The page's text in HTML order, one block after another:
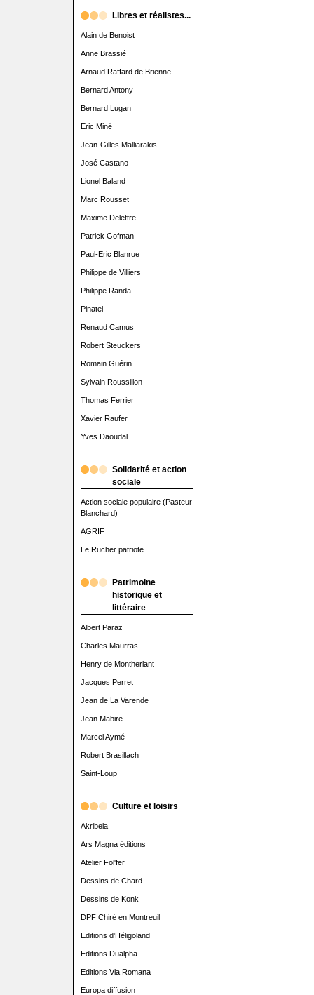
Libres et réalistes...
Alain de Benoist
Anne Brassié
Arnaud Raffard de Brienne
Bernard Antony
Bernard Lugan
Eric Miné
Jean-Gilles Malliarakis
José Castano
Lionel Baland
Marc Rousset
Maxime Delettre
Patrick Gofman
Paul-Eric Blanrue
Philippe de Villiers
Philippe Randa
Pinatel
Renaud Camus
Robert Steuckers
Romain Guérin
Sylvain Roussillon
Thomas Ferrier
Xavier Raufer
Yves Daoudal
Solidarité et action
sociale
Action sociale populaire (Pasteur
Blanchard)
AGRIF
Le Rucher patriote
Patrimoine
historique et
littéraire
Albert Paraz
Charles Maurras
Henry de Montherlant
Jacques Perret
Jean de La Varende
Jean Mabire
Marcel Aymé
Robert Brasillach
Saint-Loup
Culture et loisirs
Akribeia
Ars Magna éditions
Atelier Fol'fer
Dessins de Chard
Dessins de Konk
DPF Chiré en Montreuil
Editions d'Héligoland
Editions Dualpha
Editions Via Romana
Europa diffusion